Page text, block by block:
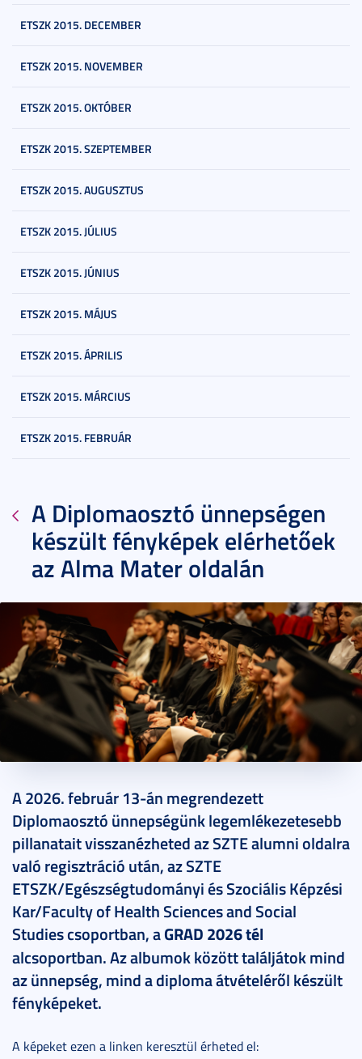
ETSZK 2015. DECEMBER
ETSZK 2015. NOVEMBER
ETSZK 2015. OKTÓBER
ETSZK 2015. SZEPTEMBER
ETSZK 2015. AUGUSZTUS
ETSZK 2015. JÚLIUS
ETSZK 2015. JÚNIUS
ETSZK 2015. MÁJUS
ETSZK 2015. ÁPRILIS
ETSZK 2015. MÁRCIUS
ETSZK 2015. FEBRUÁR
A Diplomaosztó ünnepségen
készült fényképek elérhetőek
az Alma Mater oldalán
A 2026. február 13-án megrendezett
Diplomaosztó ünnepségünk legemlékezetesebb
pillanatait visszanézheted az SZTE alumni oldalra
való regisztráció után, az SZTE
ETSZK/Egészségtudományi és Szociális Képzési
Kar/Faculty of Health Sciences and Social
Studies csoportban, aGRAD 2026 tél
alcsoportban. Az albumok között találjátok mind
az ünnepség, mind a diploma átvételéről készült
fényképeket.
A képeket ezen a linken keresztül érheted el: